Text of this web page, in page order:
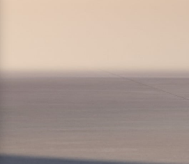
3 Modelle
Mild-Hybrid